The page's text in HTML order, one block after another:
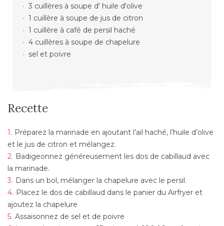
3 cuillères à soupe d' huile d'olive
1 cuillère à soupe de jus de citron
1 cuillère à café de persil haché
4 cuillères à soupe de chapelure
sel et poivre
Recette
Préparez la marinade en ajoutant l’ail haché, l’huile d’olive
et le jus de citron et mélangez.
Badigeonnez généreusement les dos de cabillaud avec
la marinade.
Dans un bol, mélanger la chapelure avec le persil.
Placez le dos de cabillaud dans le panier du Airfryer et
ajoutez la chapelure
Assaisonnez de sel et de poivre